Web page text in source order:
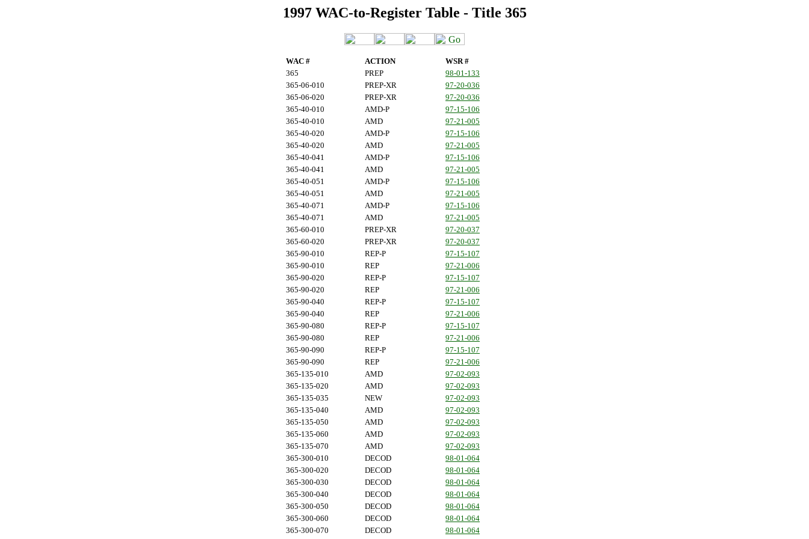
1997 WAC-to-Register Table - Title 365
WAC # ACTION
WSR #
365
PREP
98-01-133
365-06-010
PREP-XR
97-20-036
365-06-020
PREP-XR
97-20-036
365-40-010
AMD-P
97-15-106
365-40-010
AMD
97-21-005
365-40-020
AMD-P
97-15-106
365-40-020
AMD
97-21-005
365-40-041
AMD-P
97-15-106
365-40-041
AMD
97-21-005
365-40-051
AMD-P
97-15-106
365-40-051
AMD
97-21-005
365-40-071
AMD-P
97-15-106
365-40-071
AMD
97-21-005
365-60-010
PREP-XR
97-20-037
365-60-020
PREP-XR
97-20-037
365-90-010
REP-P
97-15-107
365-90-010
REP
97-21-006
365-90-020
REP-P
97-15-107
365-90-020
REP
97-21-006
365-90-040
REP-P
97-15-107
365-90-040
REP
97-21-006
365-90-080
REP-P
97-15-107
365-90-080
REP
97-21-006
365-90-090
REP-P
97-15-107
365-90-090
REP
97-21-006
365-135-010
AMD
97-02-093
365-135-020
AMD
97-02-093
365-135-035
NEW
97-02-093
365-135-040
AMD
97-02-093
365-135-050
AMD
97-02-093
365-135-060
AMD
97-02-093
365-135-070
AMD
97-02-093
365-300-010
DECOD
98-01-064
365-300-020
DECOD
98-01-064
365-300-030
DECOD
98-01-064
365-300-040
DECOD
98-01-064
365-300-050
DECOD
98-01-064
365-300-060
DECOD
98-01-064
365-300-070
DECOD
98-01-064